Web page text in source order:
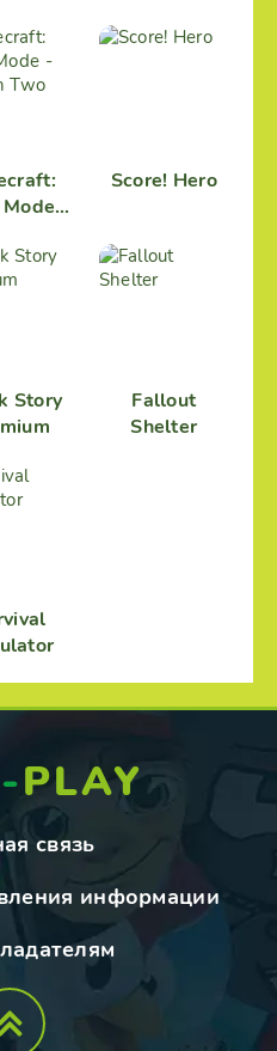
-
Score! Hero
Story
Fallout
Shelter
PLAY
связь
информации